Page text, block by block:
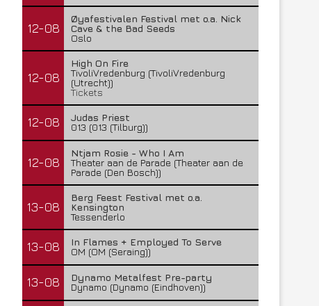
12-08
Øyafestivalen Festival met o.a. Nick
Cave & the Bad Seeds
Oslo
12-08
High On Fire
TivoliVredenburg (TivoliVredenburg
(Utrecht))
Tickets
12-08
Judas Priest
013 (013 (Tilburg))
12-08
Ntjam Rosie - Who I Am
Theater aan de Parade (Theater aan de
Parade (Den Bosch))
13-08
Berg Feest Festival met o.a.
Kensington
Tessenderlo
13-08
In Flames + Employed To Serve
OM (OM (Seraing))
13-08
Dynamo Metalfest Pre-party
Dynamo (Dynamo (Eindhoven))